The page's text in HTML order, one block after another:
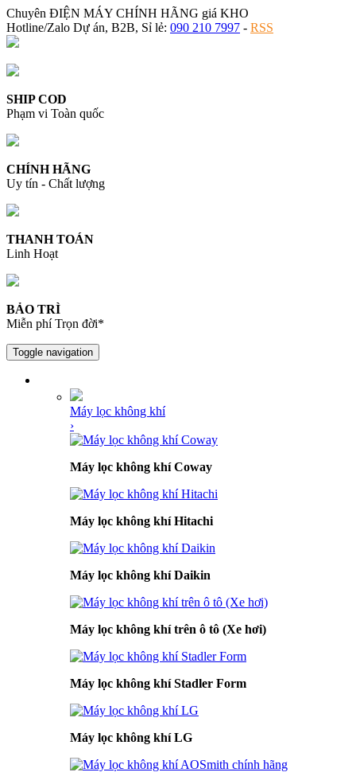
Chuyên ĐIỆN MÁY CHÍNH HÃNG giá KHO
Hotline/Zalo Dự án, B2B, Sỉ lẻ: 090 210 7997 - RSS
SHIP COD
Phạm vi Toàn quốc
CHÍNH HÃNG
Uy tín - Chất lượng
THANH TOÁN
Linh Hoạt
BẢO TRÌ
Miễn phí Trọn đời*
Toggle navigation
Máy lọc không khí
›
Máy lọc không khí Coway
Máy lọc không khí Hitachi
Máy lọc không khí Daikin
Máy lọc không khí trên ô tô (Xe hơi)
Máy lọc không khí Stadler Form
Máy lọc không khí LG